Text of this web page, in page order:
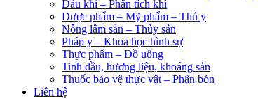
Dầu khí – Phân tích khí
Dược phẩm – Mỹ phẩm – Thú y
Nông lâm sản – Thủy sản
Pháp y – Khoa học hình sự
Thực phẩm – Đồ uống
Tinh dầu, hương liệu, khoáng sản
Thuốc bảo vệ thực vật – Phân bón
Liên hệ